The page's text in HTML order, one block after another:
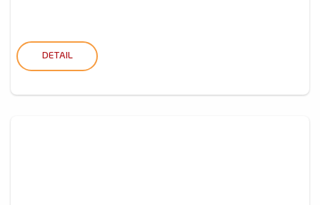
DETAIL